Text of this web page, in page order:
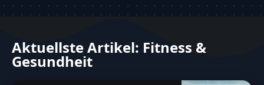
Aktuellste Artikel: Fitness &
Gesundheit